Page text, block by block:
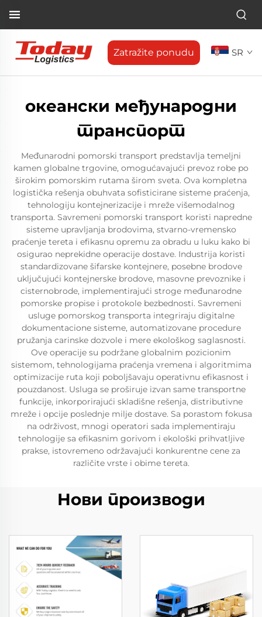
Zatražite ponudu SR
океански међународни
транспорт
Međunarodni pomorski transport predstavlja temeljni
kamen globalne trgovine, omogućavajući prevoz robe po
širokim pomorskim rutama širom sveta. Ova kompletna
logistička rešenja obuhvata sofisticirane sisteme praćenja,
tehnologiju kontejnerizacije i mreže višemodalnog
transporta. Savremeni pomorski transport koristi napredne
sisteme upravljanja brodovima, stvarno-vremensko
praćenje tereta i efikasnu opremu za obradu u luku kako bi
osigurao neprekidne operacije dostave. Industrija koristi
standardizovane šifarske kontejnere, posebne brodove
uključujući kontejnerske brodove, masovne prevoznike i
cisternobrode, implementirajući stroge međunarodne
pomorske propise i protokole bezbednosti. Savremeni
usluge pomorskog transporta integriraju digitalne
dokumentacione sisteme, automatizovane procedure
pružanja carinske dozvole i mere ekološkog saglasnosti.
Ove operacije su podržane globalnim pozicionim
sistemom, tehnologijama praćenja vremena i algoritmima
optimizacije ruta koji poboljšavaju operativnu efikasnost i
pouzdanost. Usluga se proširuje izvan same transportne
funkcije, inkorporirajući skladišne rešenja, distributivne
mreže i opcije poslednje milje dostave. Sa porastom fokusa
na održivost, mnogi operatori sada implementiraju
tehnologije sa efikasnim gorivom i ekološki prihvatljive
prakse, istovremeno održavajući konkurentne cene za
različite vrste i obime tereta.
Нови производи